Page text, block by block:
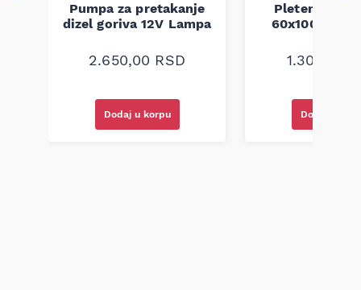
Pumpa za pretakanje
dizel goriva 12V Lampa
2.650,00 RSD
Dodaj u korpu
Pletenica
60x100
1.300,00
Dodaj u